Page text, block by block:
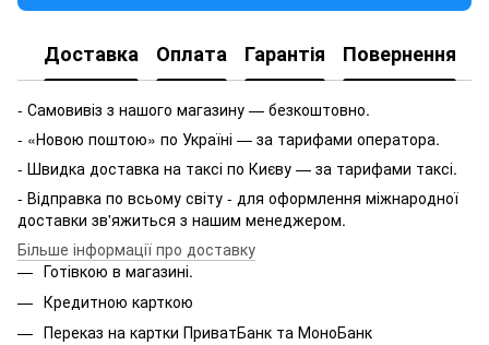
Доставка Оплата Гарантія Повернення
- Самовивіз з нашого магазину — безкоштовно.
- «Новою поштою» по Україні — за тарифами оператора.
- Швидка доставка на таксі по Києву — за тарифами таксі.
- Відправка по всьому світу - для оформлення міжнародної
доставки зв'яжиться з нашим менеджером.
Більше інформації про доставку
Готівкою в магазині.
Кредитною карткою
Переказ на картки ПриватБанк та МоноБанк